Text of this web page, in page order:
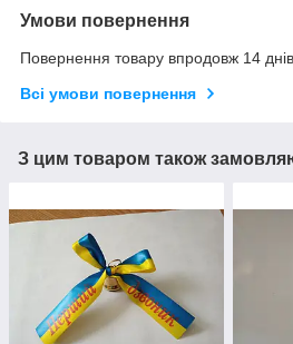
Умови повернення
Повернення товару впродовж 14
Всі умови повернення
З цим товаром також